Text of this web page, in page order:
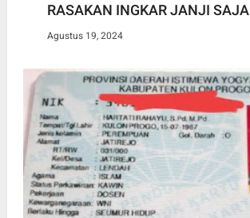
RASAKAN INGKAR JANJI SAJA
Agustus 19, 2024